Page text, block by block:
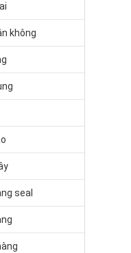
không
seal